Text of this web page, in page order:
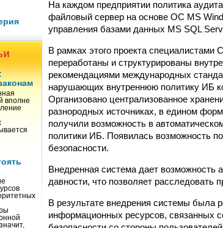
вполне
На каждом предприятии политика
файловый сервер на основе ОС MS
управления базами данных MS SQL
В рамках этого проекта
переработаны и структурированы
рекомендациями международных
нарушающих внутреннюю политику ИБ
Организовано централизованное
разнородных источниках, в едином
получили возможность в
политики ИБ. Появилась возможность
безопасности.
Внедренная система дает возможность
давности, что позволяет расследовать
В результате внедрения системы была
информационных ресурсов, связанных